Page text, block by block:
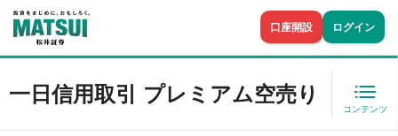
口座開設 ログイン
一日信用取引 プレミアム空売り
コンテンツ